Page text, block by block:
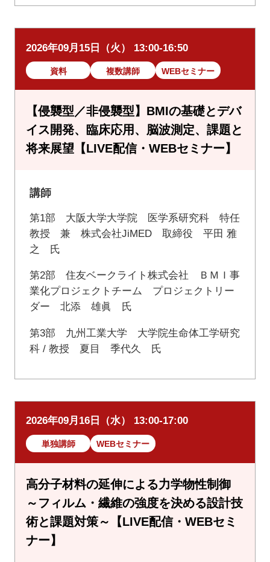
2026年09月15日（火） 13:00-16:50
資料 複数講師 WEBセミナー
【侵襲型／非侵襲型】BMIの基礎とデバ
イス開発、臨床応用、脳波測定、課題と
将来展望【LIVE配信・WEBセミナー】
講師
第1部 大阪大学大学院 医学系研究科 特任
教授 兼 株式会社JiMED 取締役 平田 雅
之 氏
第2部 住友ベークライト株式会社 ＢＭＩ事
業化プロジェクトチーム プロジェクトリー
ダー 北添 雄眞 氏
第3部 九州工業大学 大学院生命体工学研究
科 / 教授 夏目 季代久 氏
2026年09月16日（水） 13:00-17:00
単独講師 WEBセミナー
高分子材料の延伸による力学物性制御
～フィルム・繊維の強度を決める設計技
術と課題対策～【LIVE配信・WEBセミ
ナー】